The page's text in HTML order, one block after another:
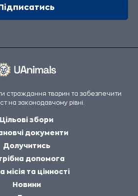
страждання тварин та забезпечити
на законодавчому рівні.
Цільові збори
документи
Долучитись
допомога
місія та цінності
Новини